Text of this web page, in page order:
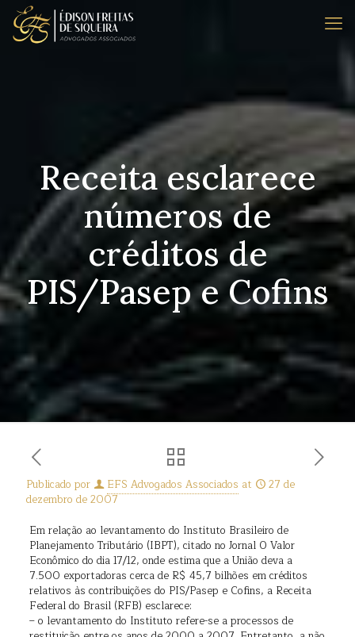
Receita esclarece
números de
créditos de
PIS/Pasep e Cofins
Publicado por EFS Advogados Associados at
27 de
dezembro de 2007
Em relação ao levantamento do Instituto Brasileiro de
Planejamento Tributário (IBPT), citado no Jornal O Valor
Econômico do dia 17/12, onde estima que a União deva a
7.500 exportadoras cerca de R$ 45,7 bilhões em créditos
relativos às contribuições do PIS/Pasep e Cofins, a Receita
Federal do Brasil (RFB) esclarece:
– o levantamento do Instituto refere-se a processos de